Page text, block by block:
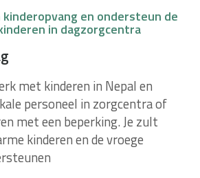
kinderopvang en ondersteun de
in dagzorgcentra
met kinderen in Nepal en
personeel in zorgcentra of
met een beperking. Je zult
kinderen en de vroege